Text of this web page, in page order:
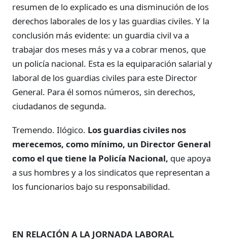
resumen de lo explicado es una disminución de los
derechos laborales de los y las guardias civiles. Y la
conclusión más evidente: un guardia civil va a
trabajar dos meses más y va a cobrar menos, que
un policía nacional. Esta es la equiparación salarial y
laboral de los guardias civiles para este Director
General. Para él somos números, sin derechos,
ciudadanos de segunda.
Tremendo. Ilógico. Los guardias civiles nos
merecemos, como mínimo, un Director General
como el que tiene la Policía Nacional, que apoya
a sus hombres y a los sindicatos que representan a
los funcionarios bajo su responsabilidad.
EN RELACIÓN A LA JORNADA LABORAL